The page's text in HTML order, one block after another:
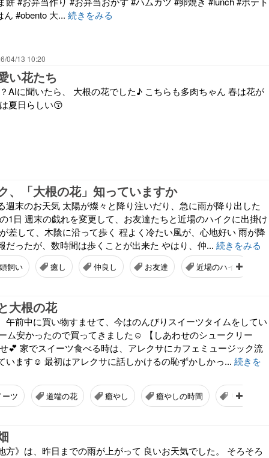
#obento 大... 続きをみる
04/13 10:20
い花たち
AIに聞いたら、 大根の花でした♪ こちらも多肉ちゃん 春は花が
夏日らしい😙
、「大根の花」知っていますか
週末のお天気 太陽が燦々と降り注いだり、急に雨が降り出した
1日 週末の戯れを変更して、お友達たちと近場のハイクに出掛け
差して、木陰に沿って歩く 程よく冷たい風が、心地好い 雨が降
だったが、数時間は歩くことが出来た やはり、仲... 続きをみる
飼い 癒し 仲良し お友達 近場のハイク
大根の花
午前中に買い物すませて、今はのんびりスイーツタイムをしてい
ム安かったので買ってきました☺ 【しあわせのシュークリー
💕 家でスイーツ食べる時は、アレクサにカフェミュージック流
ます☺ 最初はアレクサに話しかけるの恥ずかしかっ... 続きを
ーツ 道端の花 癒やし 癒やしの時間 リラック
方》は、昨日までの雨が上がって 良いお天気でした。 そろそろ